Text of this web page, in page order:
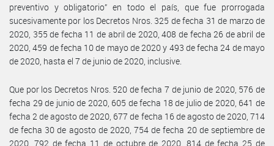
preventivo y obligatorio” en todo el país, que fue prorrogada
sucesivamente por los Decretos Nros. 325 de fecha 31 de marzo de
2020, 355 de fecha 11 de abril de 2020, 408 de fecha 26 de abril de
2020, 459 de fecha 10 de mayo de 2020 y 493 de fecha 24 de mayo
de 2020, hasta el 7 de junio de 2020, inclusive.
Que por los Decretos Nros. 520 de fecha 7 de junio de 2020, 576 de
fecha 29 de junio de 2020, 605 de fecha 18 de julio de 2020, 641 de
fecha 2 de agosto de 2020, 677 de fecha 16 de agosto de 2020, 714
de fecha 30 de agosto de 2020, 754 de fecha 20 de septiembre de
2020, 792 de fecha 11 de octubre de 2020, 814 de fecha 25 de